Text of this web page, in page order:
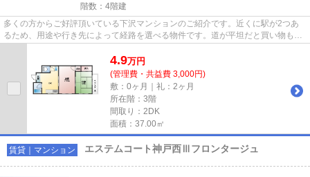
階数：4階建
多くの方からご好評頂いている下沢マンションのご紹介です。近くに駅が2つあ
るため、用途や行き先によって経路を選べる物件です。道が平坦だと買い物も快
4.9万円
(管理費・共益費 3,000円)
敷：0ヶ月｜礼：2ヶ月
所在階：3階
間取り：2DK
面積：37.00㎡
賃貸｜マンション エステムコート神戸西Ⅲフロンタージュ